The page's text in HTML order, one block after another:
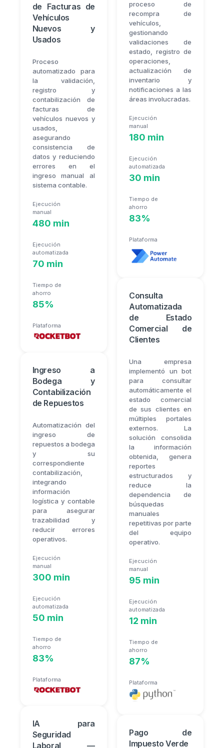
de Facturas de
Vehículos
Nuevos y
Usados
Proceso
automatizado para
la validación,
registro y
contabilización de
facturas de
vehículos nuevos y
usados,
asegurando
consistencia de
datos y reduciendo
errores en el
ingreso manual al
sistema contable.
Ejecución
manual
480 min
Ejecución
automatizada
70 min
Tiempo de
ahorro
85%
Plataforma
Ingreso a
Bodega y
Contabilización
de Repuestos
Automatización del
ingreso de
repuestos a bodega
y su
correspondiente
contabilización,
integrando
información
logística y contable
para asegurar
trazabilidad y
reducir errores
operativos.
Ejecución
manual
300 min
Ejecución
automatizada
50 min
Tiempo de
ahorro
83%
Plataforma
IA para
Seguridad
Laboral —
proceso de
recompra de
vehículos,
gestionando
validaciones de
estado, registro de
operaciones,
actualización de
inventario y
notificaciones a las
áreas involucradas.
Ejecución
manual
180 min
Ejecución
automatizada
30 min
Tiempo de
ahorro
83%
Plataforma
Consulta
Automatizada
de Estado
Comercial de
Clientes
Una empresa
implementó un bot
para consultar
automáticamente el
estado comercial
de sus clientes en
múltiples portales
externos. La
solución consolida
la información
obtenida, genera
reportes
estructurados y
reduce la
dependencia de
búsquedas
manuales
repetitivas por parte
del equipo
operativo.
Ejecución
manual
95 min
Ejecución
automatizada
12 min
Tiempo de
ahorro
87%
Plataforma
Pago de
Impuesto Verde